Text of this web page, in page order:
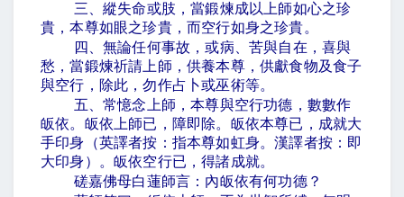
三、縱失命或肢，當鍛煉成以上師如心之珍
貴，本尊如眼之珍貴，而空行如身之珍貴。
四、無論任何事故，或病、苦與自在，喜與
愁，當鍛煉祈請上師，供養本尊，供獻食物及食子
與空行，除此，勿作占卜或巫術等。
五、常憶念上師，本尊與空行功德，數數作
皈依。皈依上師已，障即除。皈依本尊已，成就大
手印身（英譯者按：指本尊如虹身。漢譯者按：即
大印身）。皈依空行已，得諸成就。
磋嘉佛母白蓮師言：內皈依有何功德？